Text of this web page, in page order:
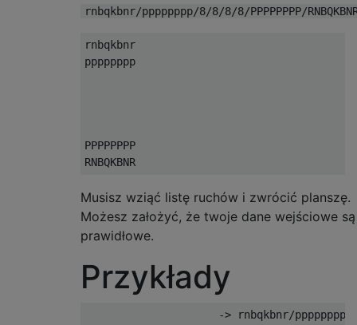
rnbqkbnr/pppppppp/8/8/8/8/PPPPPPPP/
rnbqkbnr
pppppppp
PPPPPPPP
Musisz wziąć listę ruchów i zwrócić planszę.
Możesz założyć, że twoje dane wejściowe są
prawidłowe.
Przykłady
-> rnbqkbnr/